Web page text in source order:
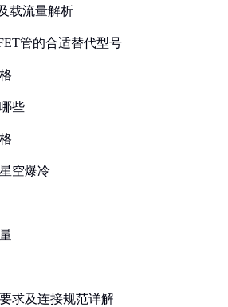
载流量解析
管的合适替代型号
些
空爆冷
求及连接规范详解